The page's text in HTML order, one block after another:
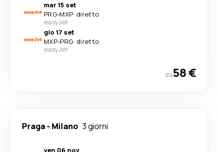
mar 15 set
PRG-MXP· diretto
easyJet
gio 17 set
MXP-PRG· diretto
easyJet
da58 €
Praga- Milano 3 giorni
ven 06 nov